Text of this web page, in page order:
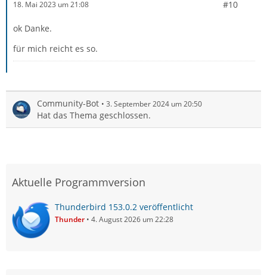
18. Mai 2023 um 21:08 #10
ok Danke.
für mich reicht es so.
Community-Bot 3. September 2024 um 20:50
Hat das Thema geschlossen.
Aktuelle Programmversion
Thunderbird 153.0.2 veröffentlicht
Thunder 4. August 2026 um 22:28